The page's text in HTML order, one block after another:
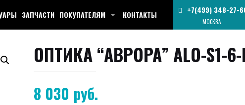
ЗАПЧАСТИ ПОКУПАТЕЛЯМ КОНТАКТЫ +7(499) 348-27-
МОСКВА
ОПТИКА “АВРОРА” ALO-S1-6-
8 030 руб.